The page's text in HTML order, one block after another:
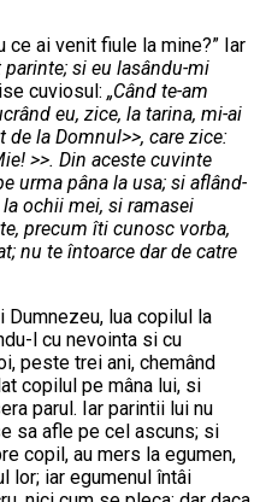
ce ai venit fiule la mine?” Iar
parinte; si eu lasându-mi
cuviosul: „Când te-am
eu, zice, la tarina, mi-ai
de la Domnul>>, care zice:
>>. Din aceste cuvinte
urma pâna la usa; si aflând-
ochii mei, si ramasei
precum îti cunosc vorba,
nu te întoarce dar de catre
Dumnezeu, lua copilul la
l cu nevointa si cu
peste trei ani, chemând
copilul pe mâna lui, si
parul. Iar parintii lui nu
sa afle pe cel ascuns; si
copil, au mers la egumen,
lor; iar egumenul întâi